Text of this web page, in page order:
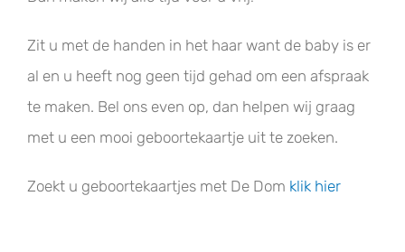
Zit u met de handen in het haar want de baby is er
al en u heeft nog geen tijd gehad om een afspraak
te maken. Bel ons even op, dan helpen wij graag
met u een mooi geboortekaartje uit te zoeken.
Zoekt u geboortekaartjes met De Dom klik hier